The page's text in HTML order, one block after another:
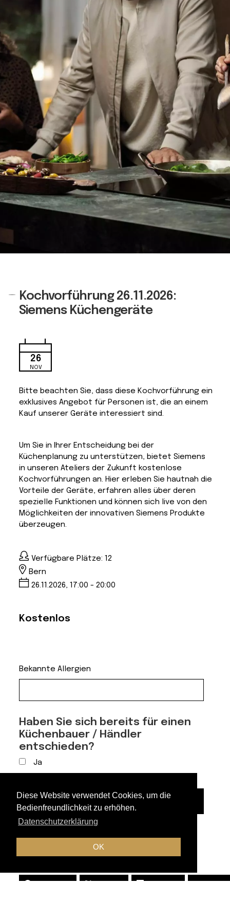
Diese Website verwendet Cookies, um die
Bedienfreundlichkeit zu erhöhen.
Datenschutzerklärung
OK
Kochvorführung 26.11.2026:
Siemens Küchengeräte
26
NOV
Bitte beachten Sie, dass diese Kochvorführung ein
exklusives Angebot für Personen ist, die an einem
Kauf unserer Geräte interessiert sind.
Um Sie in Ihrer Entscheidung bei der
Küchenplanung zu unterstützen, bietet Siemens
in unseren Ateliers der Zukunft kostenlose
Kochvorführungen an. Hier erleben Sie hautnah die
Vorteile der Geräte, erfahren alles über deren
spezielle Funktionen und können sich live von den
Möglichkeiten der innovativen Siemens Produkte
überzeugen.
Verfügbare Plätze: 12
Bern
26.11.2026, 17:00 - 20:00
Kostenlos
Bekannte Allergien
Haben Sie sich bereits für einen
Küchenbauer / Händler
entschieden?
Ja
Kochvorführung
26.11.2026:
Küchengeräte
Menge
Jetzt anmelden
Facebook Twitter LinkedIn Email